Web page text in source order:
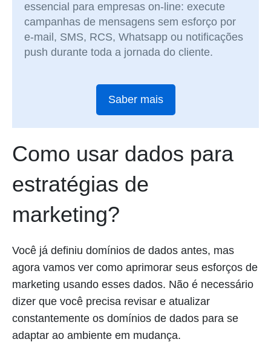
essencial para empresas on-line: execute
campanhas de mensagens sem esforço por
e-mail, SMS, RCS, Whatsapp ou notificações
push durante toda a jornada do cliente.
Saber mais
Como usar dados para
estratégias de
marketing?
Você já definiu domínios de dados antes, mas
agora vamos ver como aprimorar seus esforços de
marketing usando esses dados. Não é necessário
dizer que você precisa revisar e atualizar
constantemente os domínios de dados para se
adaptar ao ambiente em mudança.